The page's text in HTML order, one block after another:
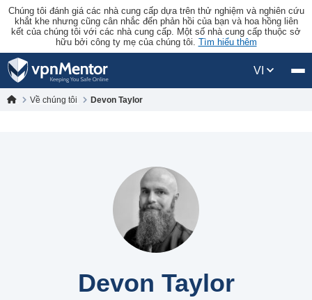
Chúng tôi đánh giá các nhà cung cấp dựa trên thử nghiệm và nghiên cứu
khắt khe nhưng cũng cân nhắc đến phản hồi của bạn và hoa hồng liên
kết của chúng tôi với các nhà cung cấp. Một số nhà cung cấp thuộc sở
hữu bởi công ty mẹ của chúng tôi. Tìm hiểu thêm
VI
Về chúng tôi Devon Taylor
Devon Taylor